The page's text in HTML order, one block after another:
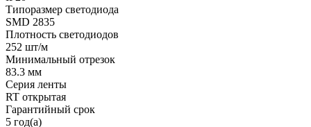
Типоразмер светодиода
SMD 2835
Плотность светодиодов
252 шт/м
Минимальный отрезок
83.3 мм
Серия ленты
RT открытая
Гарантийный срок
5 год(а)